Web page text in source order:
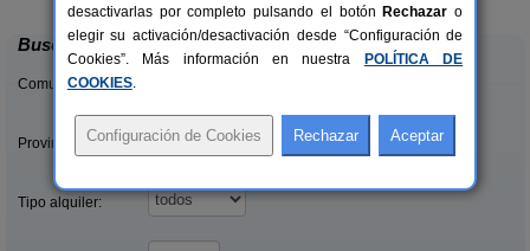
Buscar
Comunidades:
Provincias/Islas:
Tipo alquiler:
desactivarlas por completo pulsando el botón Rechazar o
elegir su activación/desactivación desde “Configuración de
Cookies”. Más información en nuestra
POLÍTICA DE
COOKIES.